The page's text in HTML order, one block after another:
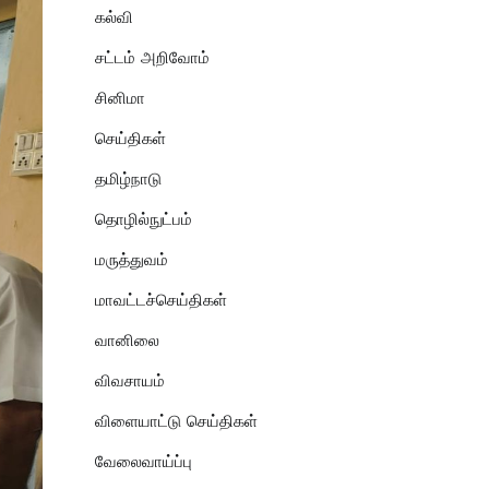
கல்வி
சட்டம் அறிவோம்
சினிமா
செய்திகள்
தமிழ்நாடு
தொழில்நுட்பம்
மருத்துவம்
மாவட்டச்செய்திகள்
வானிலை
விவசாயம்
விளையாட்டு செய்திகள்
வேலைவாய்ப்பு